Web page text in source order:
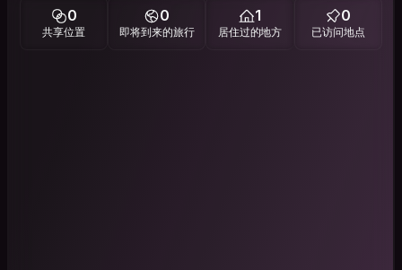
0
共享位置
0
即将到来的旅行
1
居住过的地方
0
已访问地点